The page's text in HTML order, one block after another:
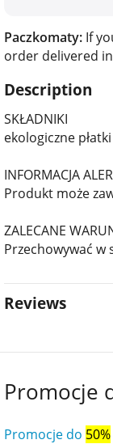
Paczkomaty: If
order delivered
Description
SKŁADNIKI
ekologiczne
INFORMACJA
Produkt może
ZALECANE
Przechowywać w
Reviews
Promocje
Promocje do 50%